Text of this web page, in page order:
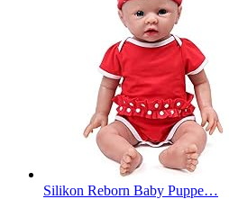
Silikon Reborn Baby Puppe…